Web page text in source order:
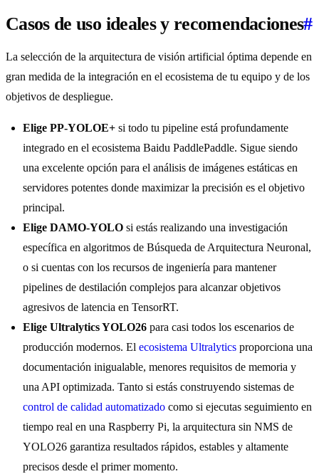
Casos de uso ideales y recomendaciones#
La selección de la arquitectura de visión artificial óptima depende en
gran medida de la integración en el ecosistema de tu equipo y de los
objetivos de despliegue.
Elige PP-YOLOE+ si todo tu pipeline está profundamente
integrado en el ecosistema Baidu PaddlePaddle. Sigue siendo
una excelente opción para el análisis de imágenes estáticas en
servidores potentes donde maximizar la precisión es el objetivo
principal.
Elige DAMO-YOLO si estás realizando una investigación
específica en algoritmos de Búsqueda de Arquitectura Neuronal,
o si cuentas con los recursos de ingeniería para mantener
pipelines de destilación complejos para alcanzar objetivos
agresivos de latencia en TensorRT.
Elige Ultralytics YOLO26 para casi todos los escenarios de
producción modernos. El ecosistema Ultralytics proporciona una
documentación inigualable, menores requisitos de memoria y
una API optimizada. Tanto si estás construyendo sistemas de
control de calidad automatizado como si ejecutas seguimiento en
tiempo real en una Raspberry Pi, la arquitectura sin NMS de
YOLO26 garantiza resultados rápidos, estables y altamente
precisos desde el primer momento.